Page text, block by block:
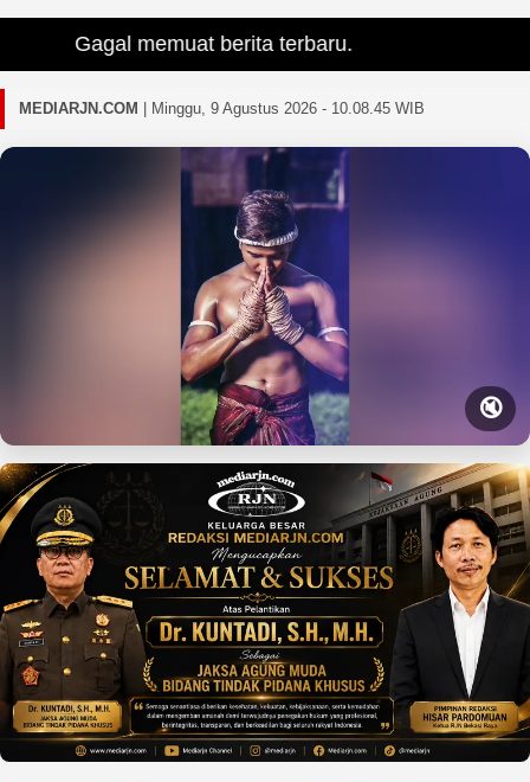
Gagal memuat berita terbaru.
MEDIARJN.COM Minggu, 9 Agustus 2026 - 10.08.47 WIB
🔇